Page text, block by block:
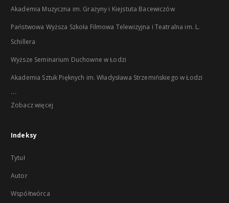
Akademia Muzyczna im. Grażyny i Kiejstuta Bacewiczów
Państwowa Wyższa Szkoła Filmowa Telewizyjna i Teatralna im. L.
Schillera
Wyższe Seminarium Duchowne w Łodzi
Akademia Sztuk Pięknych im. Władysława Strzemińskiego w Łodzi
...
Zobacz więcej
Indeksy
Tytuł
Autor
Współtwórca